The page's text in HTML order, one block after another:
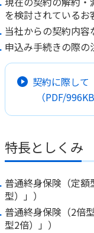
ご契約のしお
保険用語集
お問い合わせ
すこやか健康
ラジオ体操・
お客さまの声
かんぽジャンク
を検討されているお
当社からの契約内容
申込み手続きの際の
契約に際して
（PDF/996KB
特長としくみ
普通終身保険（定
型）」）
普通終身保険（2倍
型2倍）」）